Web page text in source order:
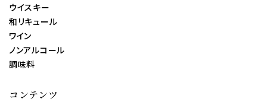
ウイスキー
和リキュール
ワイン
ノンアルコール
調味料
コンテンツ